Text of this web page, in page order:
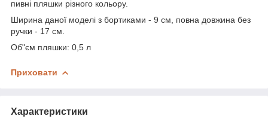
пивні пляшки різного кольору.
Ширина даної моделі з бортиками - 9 см, повна довжина без
ручки - 17 см.
Об"єм пляшки: 0,5 л
Приховати
Характеристики